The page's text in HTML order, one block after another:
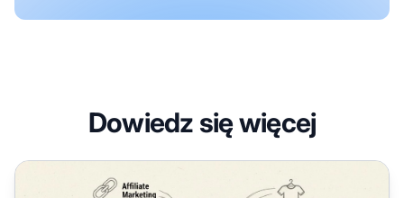
Dowiedz się więcej
Łatwe sposoby na rozpoczęcie zarabiania pasywnego